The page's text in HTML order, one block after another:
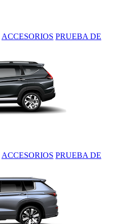
ACCESORIOS PRUEBA DE
ACCESORIOS PRUEBA DE